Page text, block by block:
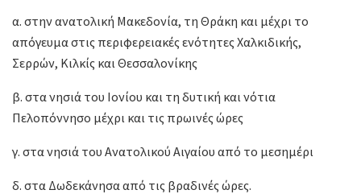
α. στην ανατολική Μακεδονία, τη Θράκη και μέχρι το
απόγευμα στις περιφερειακές ενότητες Χαλκιδικής,
Σερρών, Κιλκίς και Θεσσαλονίκης
β. στα νησιά του Ιονίου και τη δυτική και νότια
Πελοπόννησο μέχρι και τις πρωινές ώρες
γ. στα νησιά του Ανατολικού Αιγαίου από το μεσημέρι
δ. στα Δωδεκάνησα από τις βραδινές ώρες.